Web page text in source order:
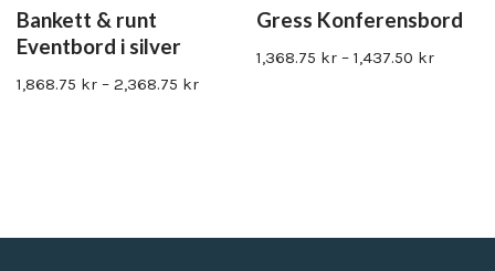
Bankett & runt
Eventbord i silver
1,868.75 kr – 2,368.75 kr
Gress Konferensbord
1,368.75 kr – 1,437.50 kr